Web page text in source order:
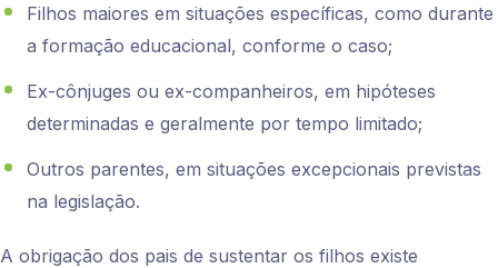
Filhos maiores em situações específicas, como durante
a formação educacional, conforme o caso;
Ex-cônjuges ou ex-companheiros, em hipóteses
determinadas e geralmente por tempo limitado;
Outros parentes, em situações excepcionais previstas
na legislação.
A obrigação dos pais de sustentar os filhos existe